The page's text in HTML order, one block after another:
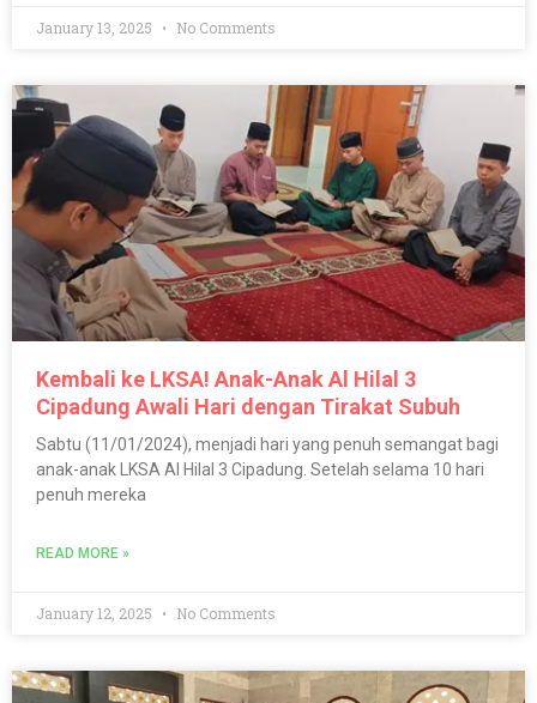
January 13, 2025 No Comments
Kembali ke LKSA! Anak-Anak Al Hilal 3
Cipadung Awali Hari dengan Tirakat Subuh
Sabtu (11/01/2024), menjadi hari yang penuh semangat bagi
anak-anak LKSA Al Hilal 3 Cipadung. Setelah selama 10 hari
penuh mereka
READ MORE »
January 12, 2025 No Comments